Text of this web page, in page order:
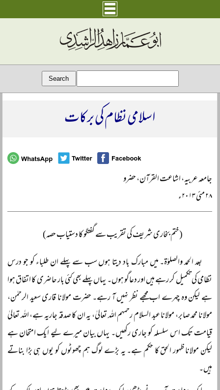
اسلامی نظام کی برکات
جامعہ عربیہ، اشاعت القرآن، حضرو
۲۸ مئی ۲۰۱۳ء
(ختم بخاری شریف کی تقریب سے گفتگو کا دستیاب حصہ)
بعد الحمد والصلوٰۃ۔ میں مبارک باد دیتا ہوں سب سے پہلے ان طلباء کو جو درس
نظامی کی تکمیل کر رہے ہیں اور دعاگو ہوں۔ یہاں پہلے بھی کئی بار حاضری کا اتفاق ہوا
ہے لیکن وہ چہرے اب مجھے نظر نہیں آ رہے۔ حضرت مولانا قاری سعید الرحمٰن،
مولانا محمد صابر، مولانا عبد السلام رحمہم اللہ تعالیٰ، یہ ان کا صدقہ جاریہ ہے، اللہ تعالیٰ
قیامت تک اس سلسلہ کو جاری رکھیں۔ یہاں بیان میرے لیے ایک امتحان ہے
لیکن مولانا ظہور الحق کا حکم ہے۔ یہ بڑے لوگ ہم چھوٹوں کو یوں ہی بڑا بناتے
ہیں۔